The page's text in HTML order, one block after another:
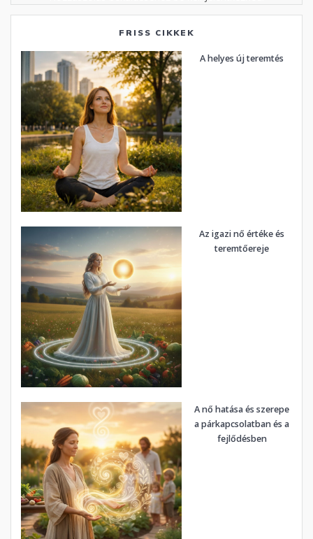
FRISS CIKKEK
A helyes új teremtés
Az igazi nő értéke és
teremtőereje
A nő hatása és szerepe
a párkapcsolatban és a
fejlődésben